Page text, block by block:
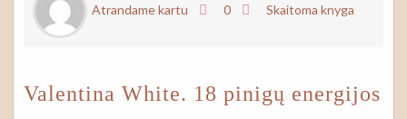
Atrandame kartu 0 Skaitoma knyga
Valentina White. 18 pinigų energijos